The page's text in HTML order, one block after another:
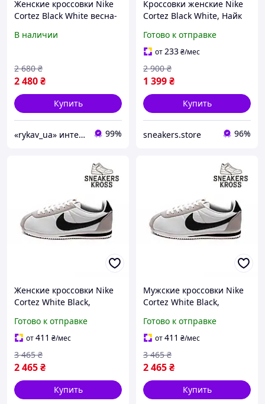
Женские кроссовки Nike
Cortez Black White весна-
кроссовки найк кортез
В наличии
2 480₴
2 680 ₴
Купить
«rykav_ua» интернет магазин одежды и обуви 99%
Кроссовки женские Nike
Cortez Black White, Найк
стильные, ретро,
повседневные,
демисезонные тренд
Готово к отправке
от233₴/мес
1 399₴
2 900 ₴
Купить
sneakers.store 96%
Женские кроссовки Nike
Cortez White Black,
Найк Кортез белые, Nike
Cortez текстильные
Готово к отправке
от411 ₴/мес
2 465₴
3 465 ₴
Купить
Мужские кроссовки Nike
Cortez White Black,
Найк Кортез белые, Nike
Cortez текстильные
Готово к отправке
от411 ₴/мес
2 465₴
3 465 ₴
Купить